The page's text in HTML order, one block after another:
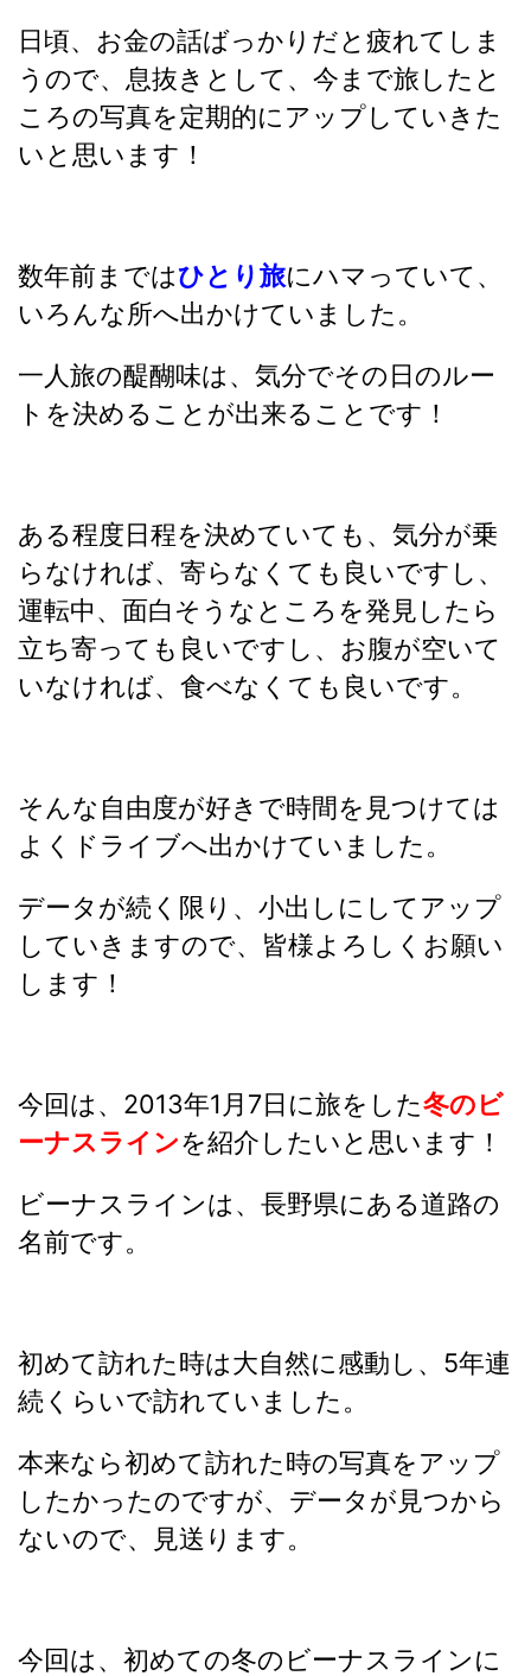
日頃、お金の話ばっかりだと疲れてしま
うので、息抜きとして、今まで旅したと
ころの写真を定期的にアップしていきた
いと思います！
数年前まではひとり旅にハマっていて、
いろんな所へ出かけていました。
一人旅の醍醐味は、気分でその日のルー
トを決めることが出来ることです！
ある程度日程を決めていても、気分が乗
らなければ、寄らなくても良いですし、
運転中、面白そうなところを発見したら
立ち寄っても良いですし、お腹が空いて
いなければ、食べなくても良いです。
そんな自由度が好きで時間を見つけては
よくドライブへ出かけていました。
データが続く限り、小出しにしてアップ
していきますので、皆様よろしくお願い
します！
今回は、2013年1月7日に旅をした冬のビ
ーナスラインを紹介したいと思います！
ビーナスラインは、長野県にある道路の
名前です。
初めて訪れた時は大自然に感動し、5年連
続くらいで訪れていました。
本来なら初めて訪れた時の写真をアップ
したかったのですが、データが見つから
ないので、見送ります。
今回は、初めての冬のビーナスラインに